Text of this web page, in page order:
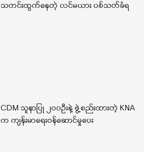
သတင်းထွက်နေတဲ့ လင်မယား ပစ်သတ်ခံရ
CDM သူနာပြု ၂၀၀ဦးနဲ့ ဖွဲ့စည်းထားတဲ့ KNA
က ကျန်းမာရေးဝန်ဆောင်မှုပေး